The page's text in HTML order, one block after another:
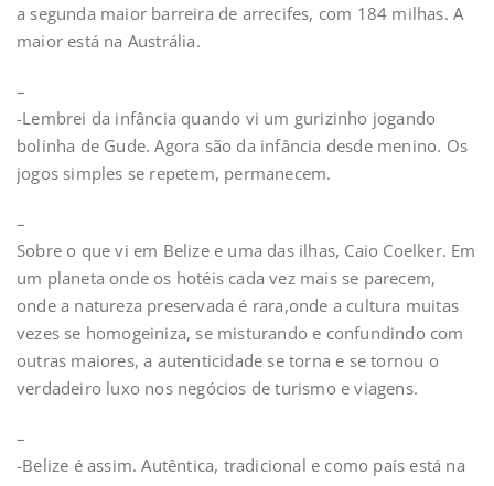
a segunda maior barreira de arrecifes, com 184 milhas. A
maior está na Austrália.
–
-Lembrei da infância quando vi um gurizinho jogando
bolinha de Gude. Agora são da infância desde menino. Os
jogos simples se repetem, permanecem.
–
Sobre o que vi em Belize e uma das ilhas, Caio Coelker. Em
um planeta onde os hotéis cada vez mais se parecem,
onde a natureza preservada é rara,onde a cultura muitas
vezes se homogeiniza, se misturando e confundindo com
outras maiores, a autenticidade se torna e se tornou o
verdadeiro luxo nos negócios de turismo e viagens.
–
-Belize é assim. Autêntica, tradicional e como país está na